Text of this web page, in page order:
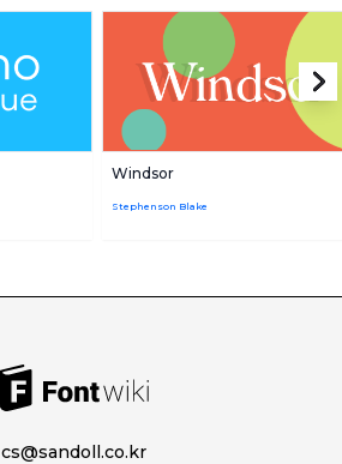
Windsor
Stephenson Blake
cs@sandoll.co.kr